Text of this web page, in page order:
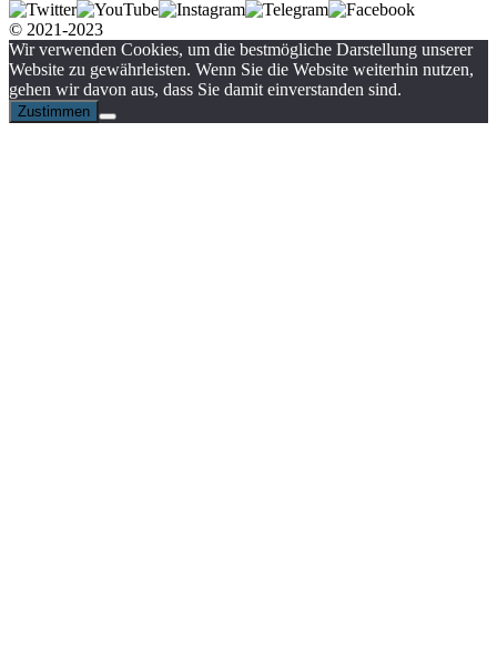
© 2021-2023
Wir verwenden Cookies, um die bestmögliche Darstellung unserer
Website zu gewährleisten. Wenn Sie die Website weiterhin nutzen,
gehen wir davon aus, dass Sie damit einverstanden sind.
Zustimmen